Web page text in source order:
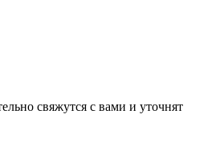
свяжутся с вами и уточнят